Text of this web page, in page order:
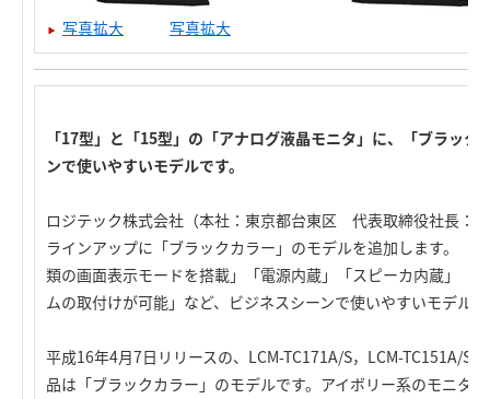
写真拡大 写真拡大
「17型」と「15型」の「アナログ液晶モニタ」に、「ブラッ
ンで使いやすいモデルです。
ロジテック株式会社（本社：東京都台東区 代表取締役社長：
ラインアップに「ブラックカラー」のモデルを追加します。「
類の画面表示モードを搭載」「電源内蔵」「スピーカ内蔵」「
ムの取付けが可能」など、ビジネスシーンで使いやすいモデル
平成16年4月7日リリースの、LCM-TC171A/S，LCM-TC151A/S
品は「ブラックカラー」のモデルです。アイボリー系のモニタ